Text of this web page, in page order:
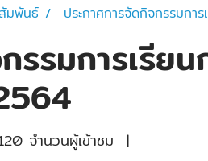
มพันธ์ ประกาศการจัดกิจกรรมก
รรมการเรีย
จำนวนผู้เข้าชม |